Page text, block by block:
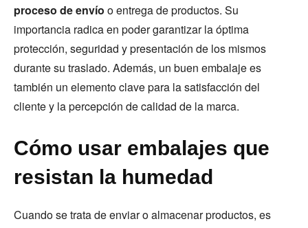
proceso de envío o entrega de productos. Su
importancia radica en poder garantizar la óptima
protección, seguridad y presentación de los mismos
durante su traslado. Además, un buen embalaje es
también un elemento clave para la satisfacción del
cliente y la percepción de calidad de la marca.
Cómo usar embalajes que
resistan la humedad
Cuando se trata de enviar o almacenar productos, es